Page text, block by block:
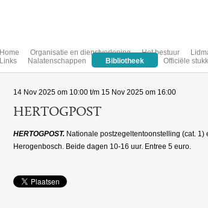
Home Organisatie en dienstverlening Het bestuur
Links
Nalatenschappen Bibliotheek Officiële
14 Nov 2025 om 10:00 t/m 15 Nov 2025 om 16:00
HERTOGPOST
HERTOGPOST. Nationale postzegeltentoonstelling (cat.
Herogenbosch. Beide dagen 10-16 uur. Entree 5 euro.